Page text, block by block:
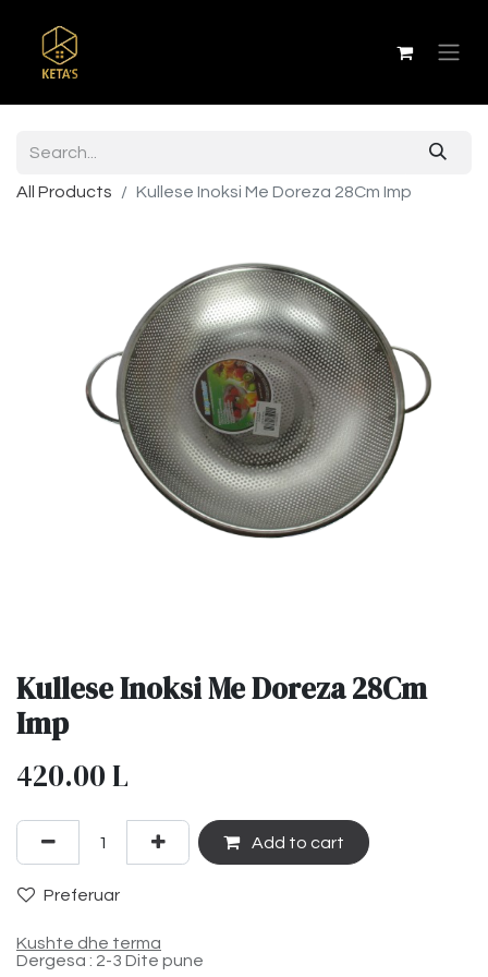
All Products Kullese Inoksi Me Doreza 28Cm Imp
Kullese Inoksi Me Doreza 28Cm
Imp
420.00L
Add to cart
Preferuar
Kushte dhe terma
Dergesa : 2-3 Dite pune